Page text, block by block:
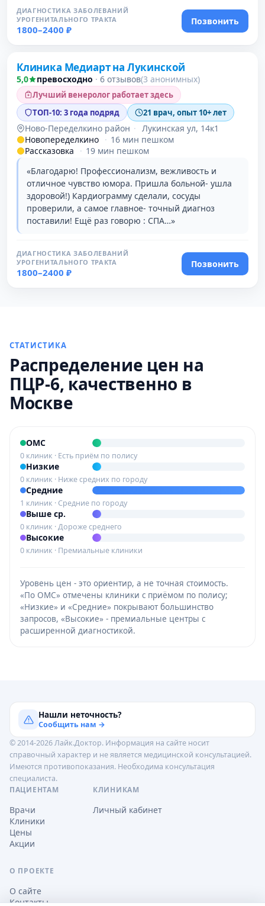
ДИАГНОСТИКА ЗАБОЛЕВАНИЙ
УРОГЕНИТАЛЬНОГО ТРАКТА
1800–2400 ₽
Позвонить
Клиника Медиарт на Лукинской
5,0 превосходно · 6 отзывов(3 анонимных)
Лучший венеролог работает здесь
ТОП-10: 3 года подряд
21 врач, опыт 10+ лет
Ново-Переделкино район · Лукинская ул, 14к1
Новопеределкино · 16 мин пешком
Рассказовка
· 19 мин пешком
«Благодарю! Профессионализм, вежливость и
отличное чувство юмора. Пришла больной- ушла
здоровой!) Кардиограмму сделали, сосуды
проверили, а самое главное- точный диагноз
поставили! Ещё раз говорю : СПА…»
ДИАГНОСТИКА ЗАБОЛЕВАНИЙ
УРОГЕНИТАЛЬНОГО ТРАКТА
1800–2400 ₽
Позвонить
СТАТИСТИКА
Распределение цен на
ПЦР-6, качественно в
Москве
ОМС
0 клиник · Есть приём по полису
Низкие
0 клиник · Ниже средних по городу
Средние
1 клиник · Средние по городу
Выше ср.
0 клиник · Дороже среднего
Высокие
0 клиник · Премиальные клиники
Уровень цен - это ориентир, а не точная стоимость.
«По ОМС» отмечены клиники с приёмом по полису;
«Низкие» и «Средние» покрывают большинство
запросов, «Высокие» - премиальные центры с
расширенной диагностикой.
Нашли неточность?
Сообщить нам →
© 2014-2026 Лайк.Доктор. Информация на сайте носит
справочный характер и не является медицинской консультацией.
Имеются противопоказания. Необходима консультация
специалиста.
ПАЦИЕНТАМ
Врачи
Клиники
Цены
Акции
КЛИНИКАМ
Личный кабинет
О ПРОЕКТЕ
О сайте
Контакты